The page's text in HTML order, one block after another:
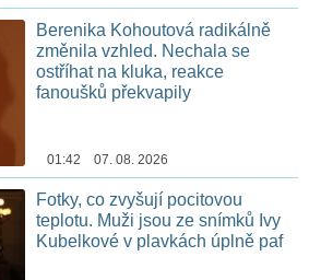
Berenika Kohoutová radikálně
změnila vzhled. Nechala se
ostříhat na kluka, reakce
fanoušků překvapily
01:42 07. 08. 2026
Fotky, co zvyšují pocitovou
teplotu. Muži jsou ze snímků Ivy
Kubelkové v plavkách úplně paf